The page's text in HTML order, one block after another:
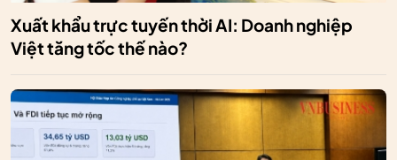
Xuất khẩu trực tuyến thời AI: Doanh nghiệp
Việt tăng tốc thế nào?